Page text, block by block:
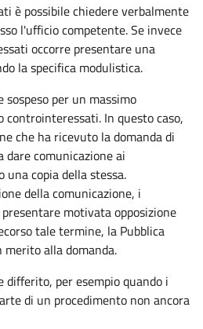
è possibile chiedere verbalmente
l'ufficio competente. Se invece
occorre presentare una
la specifica modulistica.
sospeso per un massimo
controinteressati. In questo caso,
che ha ricevuto la domanda di
comunicazione ai
copia della stessa.
della comunicazione, i
motivata opposizione
tale termine, la Pubblica
alla domanda.
differito, per esempio quando i
di un procedimento non ancora